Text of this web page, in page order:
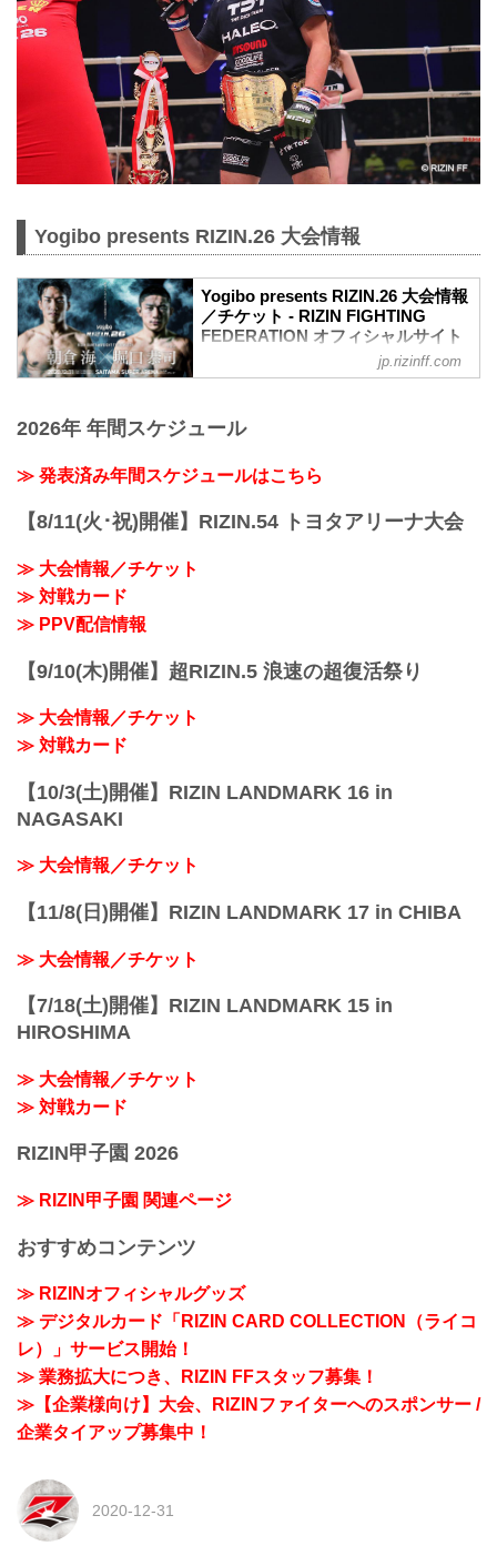
Yogibo presents RIZIN.26 大会情報
Yogibo presents RIZIN.26 大会情報
／チケット - RIZIN FIGHTING
FEDERATION オフィシャルサイト
日時
開始
22:30頃
※試合内容、イベント進行によって終了
宮線・高崎線）「さいたま新都心」駅か
ら徒歩3分
...
jp.rizinff.com
2026年 年間スケジュール
≫ 発表済み年間スケジュールはこちら
【8/11(火･祝)開催】RIZIN.54 トヨタアリーナ大会
≫ 大会情報／チケット
≫ 対戦カード
≫ PPV配信情報
【9/10(木)開催】超RIZIN.5 浪速の超復活祭り
≫ 大会情報／チケット
≫ 対戦カード
【10/3(土)開催】RIZIN LANDMARK 16 in
NAGASAKI
≫ 大会情報／チケット
【11/8(日)開催】RIZIN LANDMARK 17 in CHIBA
≫ 大会情報／チケット
【7/18(土)開催】RIZIN LANDMARK 15 in
HIROSHIMA
≫ 大会情報／チケット
≫ 対戦カード
RIZIN甲子園 2026
≫ RIZIN甲子園 関連ページ
おすすめコンテンツ
≫ RIZINオフィシャルグッズ
≫ デジタルカード「RIZIN CARD COLLECTION（ライコ
レ）」サービス開始！
≫ 業務拡大につき、RIZIN FFスタッフ募集！
≫【企業様向け】大会、RIZINファイターへのスポンサー /
企業タイアップ募集中！
2020-12-31